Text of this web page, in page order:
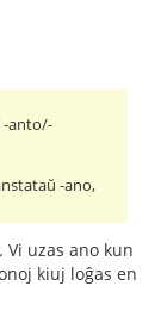
-anto/-
-ano,
Vi uzas ano kun
kiuj loĝas en